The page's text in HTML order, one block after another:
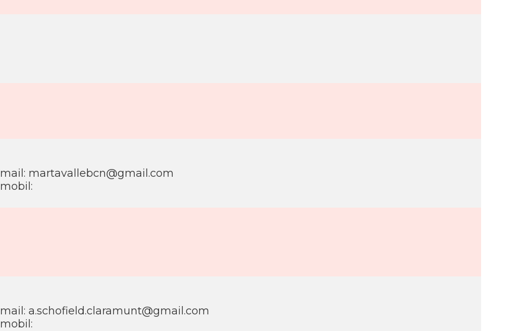
mail: martavallebcn@gmail.com
mobil:
mail: a.schofield.claramunt@gmail.com
mobil: